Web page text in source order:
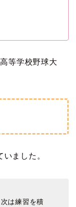
等学校野球大
ました。
は練習を積